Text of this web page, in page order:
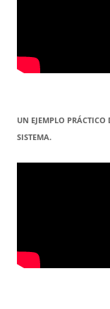
UN EJEMPLO
SISTEMA.